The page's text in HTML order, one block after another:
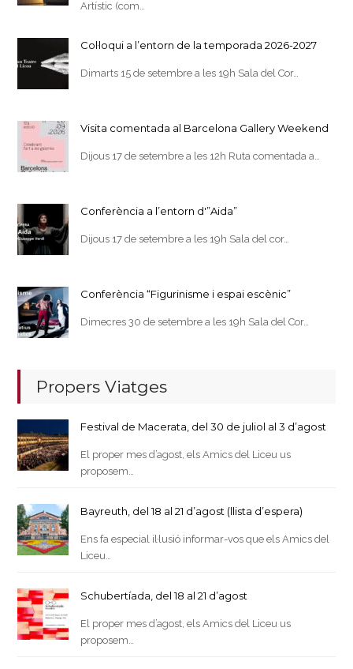
Artístic (com…
Col·loqui a l’entorn de la temporada 2026-2027
Dimarts 15 de setembre a les 19h Sala del Cor…
Visita comentada al Barcelona Gallery Weekend
Dijous 17 de setembre a les 12h Ruta comentada a…
Conferència a l’entorn d'”Aida”
Dijous 17 de setembre a les 19h Sala del cor…
Conferència “Figurinisme i espai escènic”
Dimecres 30 de setembre a les 19h Sala del Cor…
Propers Viatges
Festival de Macerata, del 30 de juliol al 3 d’agost
El proper mes d’agost, els Amics del Liceu us
proposem…
Bayreuth, del 18 al 21 d’agost (llista d’espera)
Ens fa especial il·lusió informar-vos que els Amics del
Liceu…
Schubertíada, del 18 al 21 d’agost
El proper mes d’agost, els Amics del Liceu us
proposem…